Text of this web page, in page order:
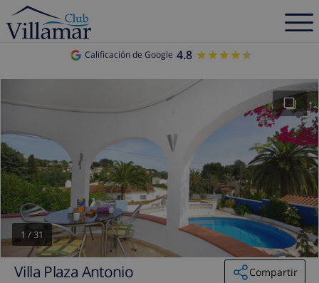
Calificación de Google 4.8 ★★★★★
★★★★★
1 /31
Villa Plaza Antonio
Compartir